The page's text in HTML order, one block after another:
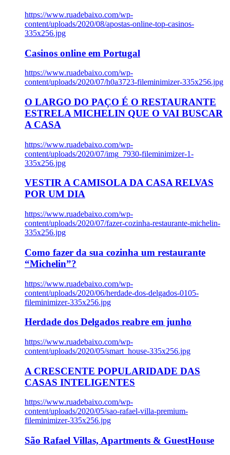
https://www.ruadebaixo.com/wp-
content/uploads/2020/08/apostas-online-top-casinos-
335x256.jpg
Casinos online em Portugal
https://www.ruadebaixo.com/wp-
content/uploads/2020/07/h0a3723-fileminimizer-335x256.jpg
O LARGO DO PAÇO É O RESTAURANTE
ESTRELA MICHELIN QUE O VAI BUSCAR
A CASA
https://www.ruadebaixo.com/wp-
content/uploads/2020/07/img_7930-fileminimizer-1-
335x256.jpg
VESTIR A CAMISOLA DA CASA RELVAS
POR UM DIA
https://www.ruadebaixo.com/wp-
content/uploads/2020/07/fazer-cozinha-restaurante-michelin-
335x256.jpg
Como fazer da sua cozinha um restaurante
“Michelin”?
https://www.ruadebaixo.com/wp-
content/uploads/2020/06/herdade-dos-delgados-0105-
fileminimizer-335x256.jpg
Herdade dos Delgados reabre em junho
https://www.ruadebaixo.com/wp-
content/uploads/2020/05/smart_house-335x256.jpg
A CRESCENTE POPULARIDADE DAS
CASAS INTELIGENTES
https://www.ruadebaixo.com/wp-
content/uploads/2020/05/sao-rafael-villa-premium-
fileminimizer-335x256.jpg
São Rafael Villas, Apartments & GuestHouse